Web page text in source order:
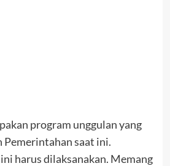
program unggulan yang
saat ini.
harus dilaksanakan. Memang